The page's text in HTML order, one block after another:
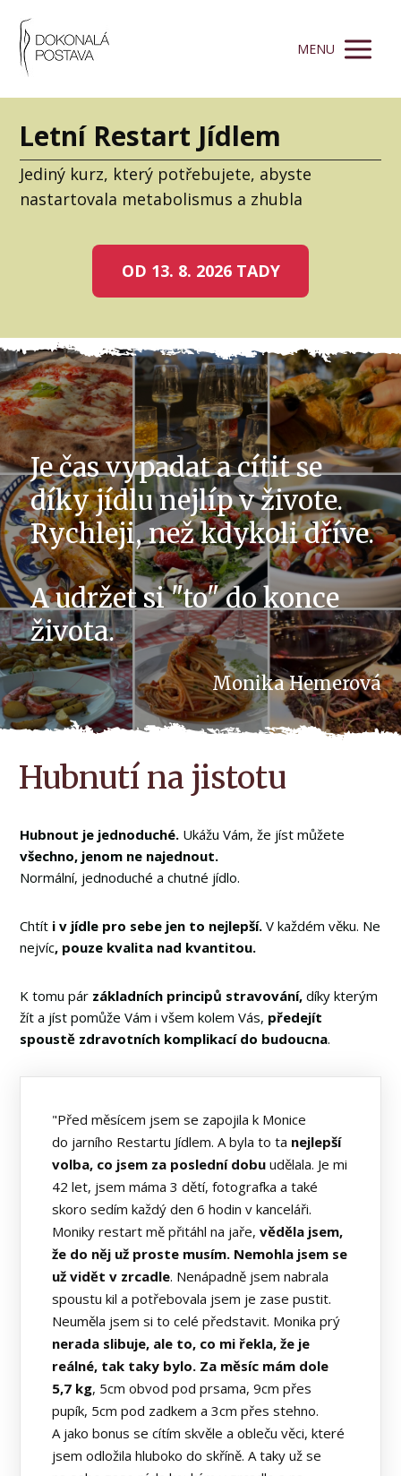
MENU
Letní Restart Jídlem
Jediný kurz, který potřebujete, abyste
nastartovala metabolismus a zhubla
OD 13. 8. 2026 TADY
Je čas vypadat a cítit se
díky jídlu nejlíp v živote.
Rychleji, než kdykoli dříve.
A udržet si "to" do konce
života.
Monika Hemerová
Hubnutí na jistotu
Hubnout je jednoduché. Ukážu Vám, že jíst můžete
všechno, jenom ne najednout.
Normální, jednoduché a chutné jídlo.
Chtít i v jídle pro sebe jen to nejlepší.V každém věku. Ne
nejvíc, pouze kvalita nad kvantitou.
K tomu pár základních principů stravování, díky kterým
žít a jíst pomůže Vám i všem kolem Vás, předejít
spoustě zdravotních komplikací do budoucna.
"Před měsícem jsem se zapojila k Monice
do jarního Restartu Jídlem. A byla to ta nejlepší
volba, co jsem za poslední dobuudělala. Je mi
42 let, jsem máma 3 dětí, fotografka a také
skoro sedím každý den 6 hodin v kanceláři.
Moniky restart mě přitáhl na jaře,věděla jsem,
že do něj už proste musím. Nemohla jsem se
už vidět v zrcadle. Nenápadně jsem nabrala
spoustu kil a potřebovala jsem je zase pustit.
Neuměla jsem si to celé představit. Monika prý
nerada slibuje, ale to, co mi řekla, že je
reálné, tak taky bylo. Za měsíc mám dole
5,7 kg, 5cm obvod pod prsama, 9cm přes
pupík, 5cm pod zadkem a 3cm přes stehno.
A jako bonus se cítím skvěle a obleču věci, které
jsem odložila hluboko do skříně. A taky už se